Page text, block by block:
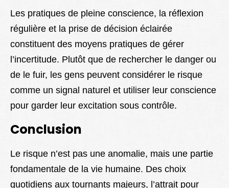
Les pratiques de pleine conscience, la réflexion
régulière et la prise de décision éclairée
constituent des moyens pratiques de gérer
l’incertitude. Plutôt que de rechercher le danger ou
de le fuir, les gens peuvent considérer le risque
comme un signal naturel et utiliser leur conscience
pour garder leur excitation sous contrôle.
Conclusion
Le risque n’est pas une anomalie, mais une partie
fondamentale de la vie humaine. Des choix
quotidiens aux tournants majeurs, l’attrait pour